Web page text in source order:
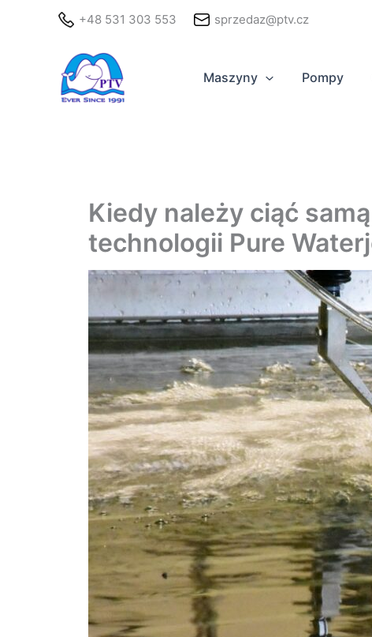
+48 531 303 553 sprzedaz@ptv.cz
Maszyny Pompy
Kiedy należy ciąć
technologii Pure